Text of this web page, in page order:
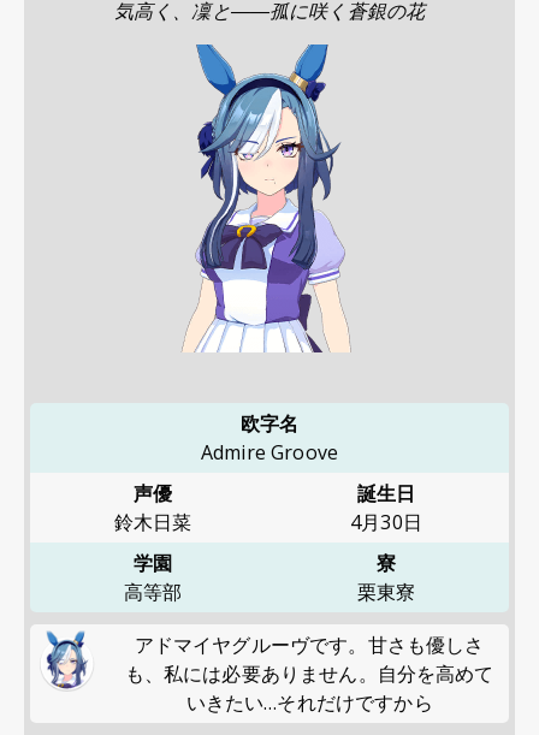
気高く、凜と――孤に咲く蒼銀の花
欧字名
Admire Groove
声優
鈴木日菜
誕生日
4月30日
学園
高等部
寮
栗東寮
アドマイヤグルーヴです。甘さも優しさ
も、私には必要ありません。自分を高めて
いきたい…それだけですから